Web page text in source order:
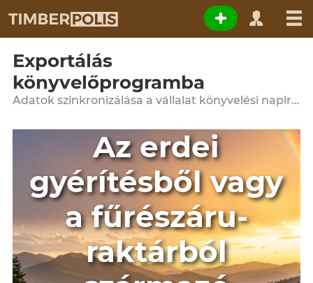
Exportálás
könyvelőprogramba
Adatok szinkronizálása a vállalat könyvelési napirendjével
Az erdei
gyérítésből vagy
a fűrészáru-
raktárból